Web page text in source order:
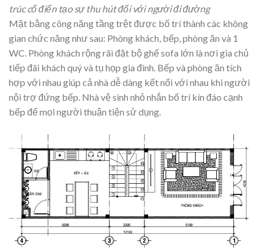
trúc cổ điển tạo sự thu hút đối với người đi đường
Mặt bằng công năng tầng trệt được bố trí thành các không
gian chức năng như sau: Phòng khách, bếp, phòng ăn và 1
WC. Phòng khách rộng rãi đặt bộ ghế sofa lớn là nơi gia chủ
tiếp đãi khách quý và tụ họp gia đình. Bếp và phòng ăn tích
hợp với nhau giúp cả nhà dễ dàng kết nối với nhau khi người
nội trợ đứng bếp. Nhà vệ sinh nhỏ nhắn bố trí kín đáo cạnh
bếp để mọi người thuận tiện sử dụng.